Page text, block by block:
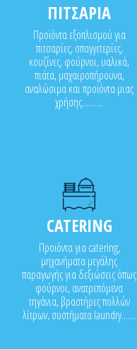
ΠΙΤΣΑΡΙΑ
Προϊόντα εξοπλισμού για
πιτσαρίες, σπαγγετερίες,
κουζίνες, φούρνοι, υαλικά,
πιάτα, μαχαιροπήρουνα,
αναλώσιμα και προϊόντα μιας
χρήσης..........
CATERING
Προϊόντα για catering,
μηχανήματα μεγάλης
παραγωγής για δεξιώσεις όπως
φούρνοι, ανατρεπόμενα
τηγάνια, βραστήρες πολλών
λίτρων, συστήματα laundry.......